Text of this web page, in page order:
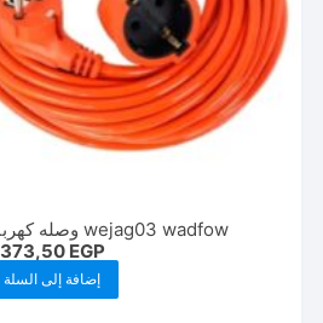
wejag03 wadfow وصله كهربا بالفيش ١٠ متر
373,50 EGP
إضافة إلى السلة